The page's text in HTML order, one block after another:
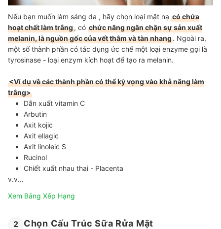
Nếu bạn muốn làm sáng da , hãy chọn loại mặt nạ có chứa
hoạt chất làm trắng, có chức năng ngăn chặn sự sản xuất
melanin, là nguồn gốc của vết thâm và tàn nhang. Ngoài ra,
một số thành phần có tác dụng ức chế một loại enzyme gọi là
tyrosinase - loại enzym kích hoạt để tạo ra melanin.
<Ví dụ về các thành phần có thể kỳ vọng vào khả năng làm
trắng>
Dẫn xuất vitamin C
Arbutin
Axit kojic
Axit ellagic
Axit linoleic S
Rucinol
Chiết xuất nhau thai - Placenta
v.v...
Xem Bảng Xếp Hạng
2 Chọn Cấu Trúc Sữa Rửa Mặt